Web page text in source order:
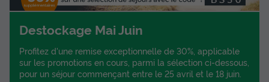
Destockage Mai Juin
Profitez d'une remise exceptionnelle de 30%, applicable
sur les promotions en cours, parmi la sélection ci-dessous,
pour un séjour commençant entre le 25 avril et le 18 juin.